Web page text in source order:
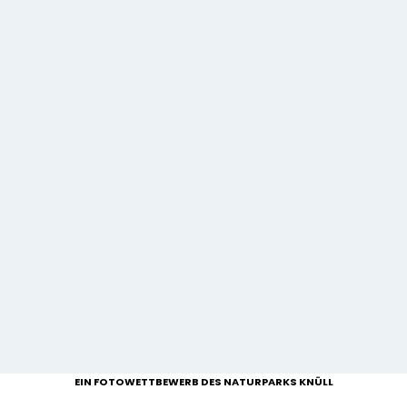
EIN FOTOWETTBEWERB DES NATURPARKS KNÜLL